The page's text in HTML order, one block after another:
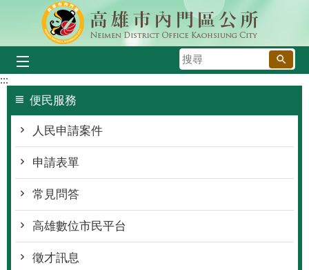
跳到主要內容區塊
搜
尋
:::
便民服務
人民申請案件
申請表單
常見問答
高雄數位市民平台
徵才訊息